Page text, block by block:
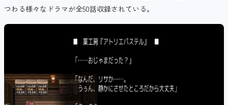
つわる様々なドラマが全50話収録されている。